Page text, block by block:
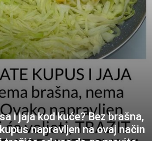
i jaja kod kuće? Bez brašna,
napravljen na ovaj način